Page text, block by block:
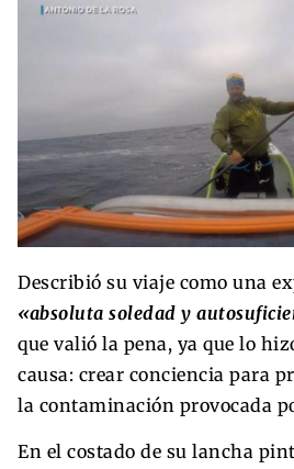
Describió su viaje como una
«absoluta soledad y
que valió la pena, ya que lo
causa: crear conciencia para
la contaminación provocada
En el costado de su lancha